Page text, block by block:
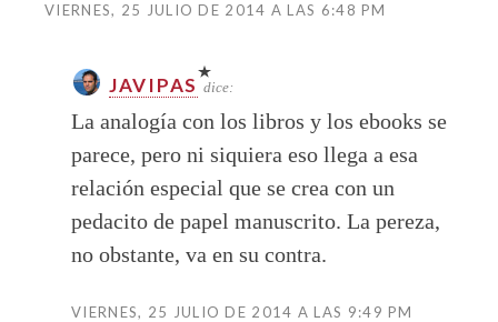
VIERNES, 25 JULIO DE 2014 A LAS 6:48 PM
JAVIPAS dice:
La analogía con los libros y los ebooks se
parece, pero ni siquiera eso llega a esa
relación especial que se crea con un
pedacito de papel manuscrito. La pereza,
no obstante, va en su contra.
VIERNES, 25 JULIO DE 2014 A LAS 9:49 PM